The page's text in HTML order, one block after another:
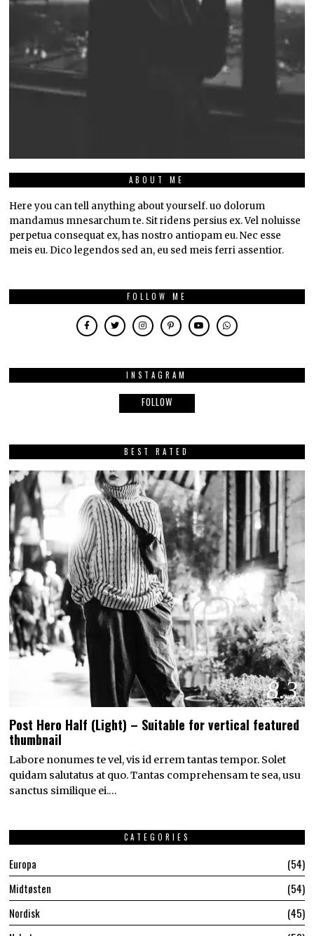
ABOUT ME
Here you can tell anything about yourself. uo dolorum
mandamus mnesarchum te. Sit ridens persius ex. Vel noluisse
perpetua consequat ex, has nostro antiopam eu. Nec esse
meis eu. Dico legendos sed an, eu sed meis ferri assentior.
FOLLOW ME
INSTAGRAM
FOLLOW
BEST RATED
8.3
Post Hero Half (Light) – Suitable for vertical featured
thumbnail
Labore nonumes te vel, vis id errem tantas tempor. Solet
quidam salutatus at quo. Tantas comprehensam te sea, usu
sanctus similique ei.…
CATEGORIES
Europa
54
Midtøsten
54
Nordisk
45